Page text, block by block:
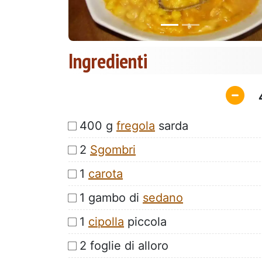
Ingredienti
400 g fregola sarda
2 Sgombri
1 carota
1 gambo di sedano
1 cipolla piccola
2 foglie di alloro